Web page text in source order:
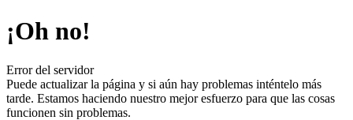
¡Oh no!
Error del servidor
Puede actualizar la página y si aún hay problemas inténtelo más
tarde. Estamos haciendo nuestro mejor esfuerzo para que las cosas
funcionen sin problemas.